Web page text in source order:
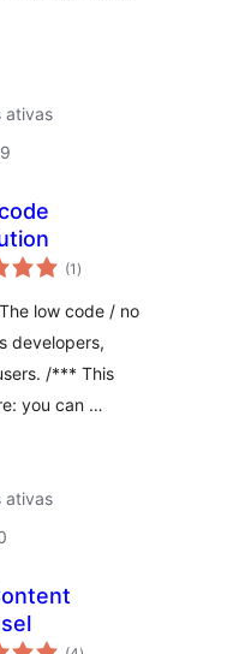
ativas
(1 total
de
)
low code / no
developers,
/*** This
you can …
ativas
total